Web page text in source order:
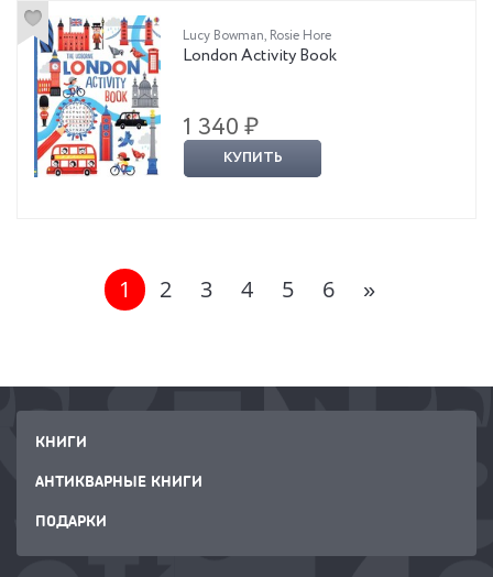
Lucy Bowman, Rosie Hore
London Activity Book
1 340 ₽
КУПИТЬ
1 2 3 4 5 6 »
КНИГИ
АНТИКВАРНЫЕ КНИГИ
ПОДАРКИ